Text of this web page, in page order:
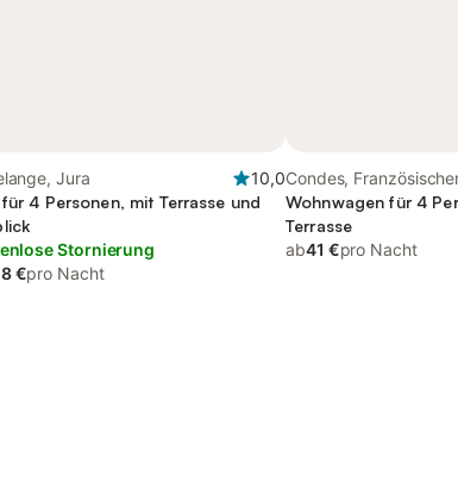
Jura
10,0
4 Personen, mit Terrasse und
Stornierung
€pro Nacht
Condes,
Wohnwagen für 4
Terrasse
ab41 €pro Nacht